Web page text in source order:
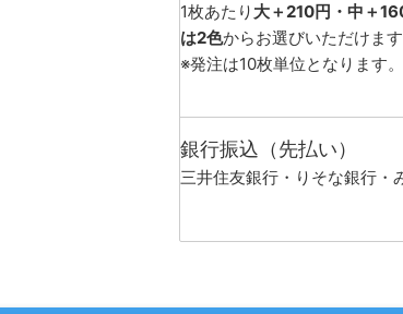
1枚あたり 大＋210円・中＋
は2色からお選びいただけます
※発注は10枚単位となります。
銀行振込（先払い）
三井住友銀行・りそな銀行・